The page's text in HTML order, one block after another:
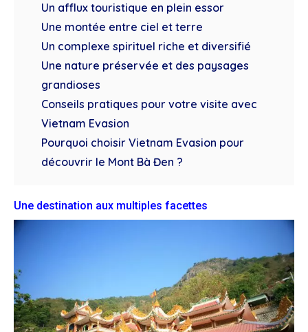
Un afflux touristique en plein essor
Une montée entre ciel et terre
Un complexe spirituel riche et diversifié
Une nature préservée et des paysages
grandioses
Conseils pratiques pour votre visite avec
Vietnam Evasion
Pourquoi choisir Vietnam Evasion pour
découvrir le Mont Bà Đen ?
Une destination aux multiples facettes